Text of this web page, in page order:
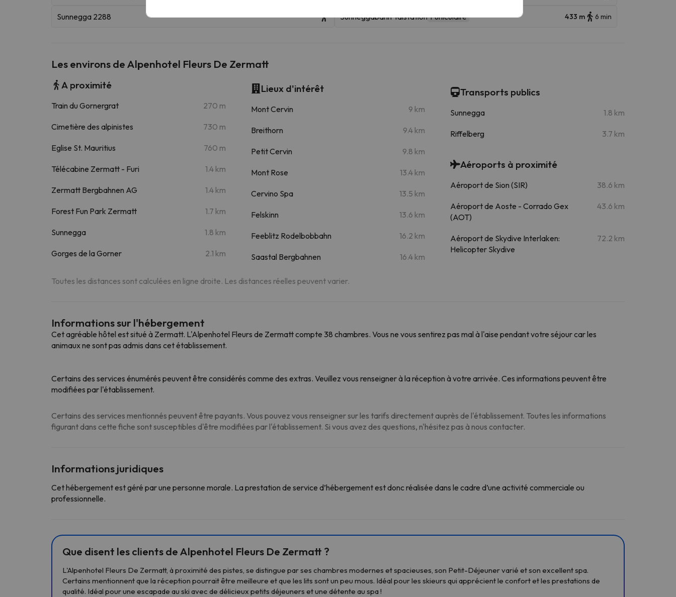
Sunnegga 2288 Sunneggabahn Talstation Funiculaire 433 m 6 min
Les environs de Alpenhotel Fleurs De Zermatt
A proximité
Train du Gornergrat 270 m
Cimetière des alpinistes 730 m
Eglise St. Mauritius 760 m
Télécabine Zermatt - Furi 1.4 km
Zermatt Bergbahnen AG 1.4 km
Forest Fun Park Zermatt 1.7 km
Sunnegga 1.8 km
Gorges de la Gorner 2.1 km
Lieux d'intérêt
Mont Cervin 9 km
Breithorn 9.4 km
Petit Cervin 9.8 km
Mont Rose 13.4 km
Cervino Spa 13.5 km
Felskinn 13.6 km
Feeblitz Rodelbobbahn 16.2 km
Saastal Bergbahnen 16.4 km
Transports publics
Sunnegga 1.8 km
Riffelberg 3.7 km
Aéroports à proximité
Aéroport de Sion (SIR) 38.6 km
Aéroport de Aoste - Corrado Gex
(AOT)
43.6 km
Aéroport de Skydive Interlaken:
Helicopter Skydive
72.2 km
Toutes les distances sont calculées en ligne droite. Les distances réelles peuvent varier.
Informations sur l'hébergement
Cet agréable hôtel est situé à Zermatt. L'Alpenhotel Fleurs de Zermatt compte 38 chambres. Vous ne vous sentirez pas mal à l'aise pendant votre séjour car les
animaux ne sont pas admis dans cet établissement.
Certains des services énumérés peuvent être considérés comme des extras. Veuillez vous renseigner à la réception à votre arrivée. Ces informations peuvent être
modifiées par l'établissement.
Certains des services mentionnés peuvent être payants. Vous pouvez vous renseigner sur les tarifs directement auprès de l'établissement. Toutes les informations
figurant dans cette fiche sont susceptibles d'être modifiées par l'établissement. Si vous avez des questions, n'hésitez pas à nous contacter.
Informations juridiques
Cet hébergement est géré par une personne morale. La prestation de service d’hébergement est donc réalisée dans le cadre d’une activité commerciale ou
professionnelle.
Que disent les clients de Alpenhotel Fleurs De Zermatt ?
L'Alpenhotel Fleurs De Zermatt, à proximité des pistes, se distingue par ses chambres modernes et spacieuses, son Petit-Déjeuner varié et son excellent spa.
Certains mentionnent que la réception pourrait être meilleure et que les lits sont un peu mous. Idéal pour les skieurs qui apprécient le confort et les prestations de
qualité. Idéal pour une escapade au ski avec de délicieux petits déjeuners et une détente au spa !